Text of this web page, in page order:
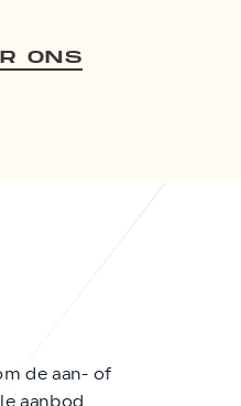
ONS
de aan- of